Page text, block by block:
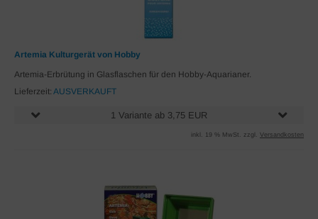
Artemia Kulturgerät von Hobby
Artemia-Erbrütung in Glasflaschen für den Hobby-Aquarianer.
Lieferzeit: AUSVERKAUFT
1 Variante ab 3,75 EUR
inkl. 19 % MwSt. zzgl. Versandkosten